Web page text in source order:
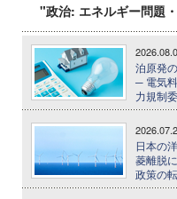
"政治: エネルギー問題
泊原発
─ 電気
力規制
日本の
菱離脱
政策の